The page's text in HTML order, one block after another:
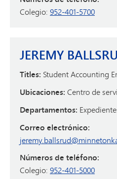
Colegio: 952-401-5700
JEREMY
Titles: Student Accounting
Ubicaciones: Centro de
Departamentos:
Correo electrónico:
Números de teléfono:
Colegio: 952-401-5000